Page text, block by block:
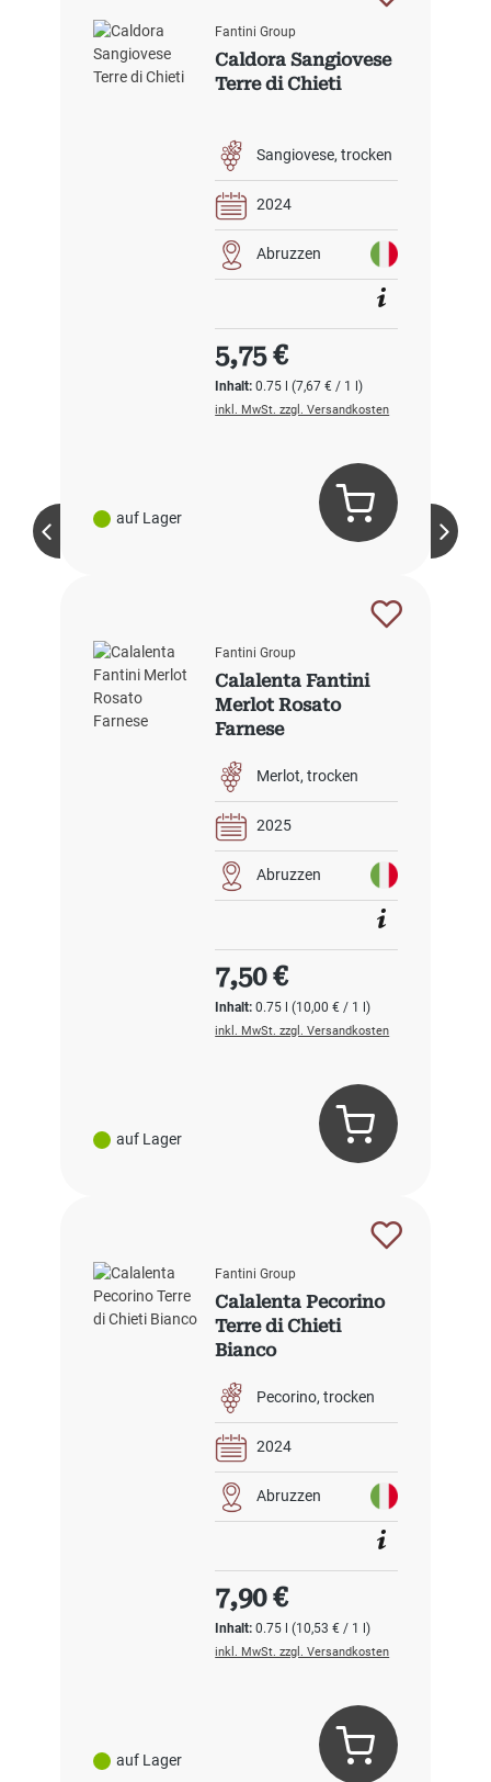
auf Lager
Fantini Group
Caldora Sangiovese
Terre di Chieti
Sangiovese trocken
2024
Abruzzen
Inhalt:0.75 l(7,67 € / 1 l)
Regulärer Preis:
5,75 €
inkl. MwSt. zzgl. Versandkosten
auf Lager
Fantini Group
Calalenta Fantini
Merlot Rosato
Farnese
Merlot trocken
2025
Abruzzen
Inhalt:0.75 l(10,00 € / 1 l)
Regulärer Preis:
7,50 €
inkl. MwSt. zzgl. Versandkosten
auf Lager
Fantini Group
Calalenta Pecorino
Terre di Chieti
Bianco
Pecorino trocken
2024
Abruzzen
Inhalt:0.75 l(10,53 € / 1 l)
Regulärer Preis:
7,90 €
inkl. MwSt. zzgl. Versandkosten